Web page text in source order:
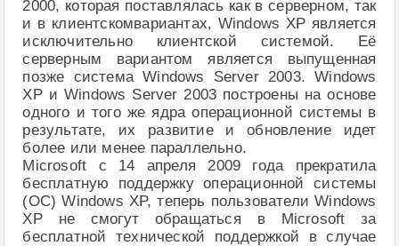
2000, которая поставлялась как в серверном, так
и в клиентскомвариантах, Windows XP является
исключительно клиентской системой. Её
серверным вариантом является выпущенная
позже система Windows Server 2003. Windows
XP и Windows Server 2003 построены на основе
одного и того же ядра операционной системы в
результате, их развитие и обновление идет
более или менее параллельно.
Microsoft с 14 апреля 2009 года прекратила
бесплатную поддержку операционной системы
(ОС) Windows XP, теперь пользователи Windows
XP не смогут обращаться в Microsoft за
бесплатной технической поддержкой в случае